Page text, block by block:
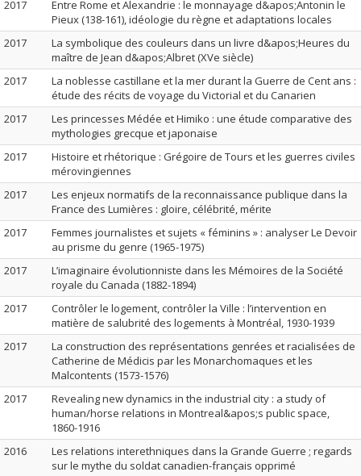
2017
Entre Rome et Alexandrie : le monnayage d&apos;Antonin le
Pieux (138-161), idéologie du règne et adaptations locales
2017
La symbolique des couleurs dans un livre d&apos;Heures du
maître de Jean d&apos;Albret (XVe siècle)
2017
La noblesse castillane et la mer durant la Guerre de Cent ans :
étude des récits de voyage du Victorial et du Canarien
2017
Les princesses Médée et Himiko : une étude comparative des
mythologies grecque et japonaise
2017
Histoire et rhétorique : Grégoire de Tours et les guerres civiles
mérovingiennes
2017
Les enjeux normatifs de la reconnaissance publique dans la
France des Lumières : gloire, célébrité, mérite
2017
Femmes journalistes et sujets « féminins » : analyser Le Devoir
au prisme du genre (1965-1975)
2017
L’imaginaire évolutionniste dans les Mémoires de la Société
royale du Canada (1882-1894)
2017
Contrôler le logement, contrôler la Ville : l’intervention en
matière de salubrité des logements à Montréal, 1930-1939
2017
La construction des représentations genrées et racialisées de
Catherine de Médicis par les Monarchomaques et les
Malcontents (1573-1576)
2017
Revealing new dynamics in the industrial city : a study of
human/horse relations in Montreal&apos;s public space,
1860-1916
2016
Les relations interethniques dans la Grande Guerre ; regards
sur le mythe du soldat canadien-français opprimé